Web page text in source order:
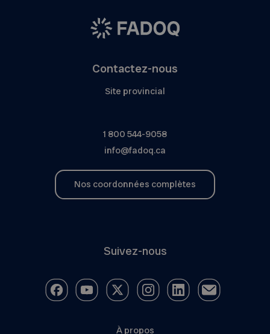
Contactez-nous
Site provincial
1 800 544-9058
info@fadoq.ca
Nos coordonnées complètes
Suivez-nous
À propos